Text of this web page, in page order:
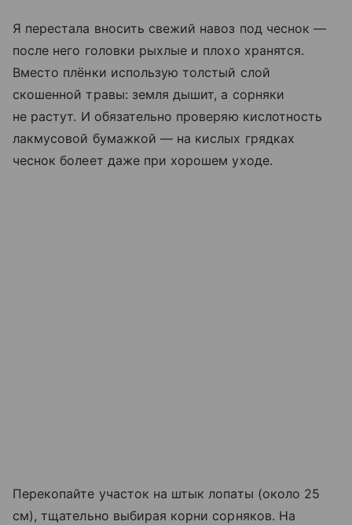
Я перестала вносить свежий навоз под чеснок —
после него головки рыхлые и плохо хранятся.
Вместо плёнки использую толстый слой
скошенной травы: земля дышит, а сорняки
не растут. И обязательно проверяю кислотность
лакмусовой бумажкой — на кислых грядках
чеснок болеет даже при хорошем уходе.
Перекопайте участок на штык лопаты (около 25
см), тщательно выбирая корни сорняков. На